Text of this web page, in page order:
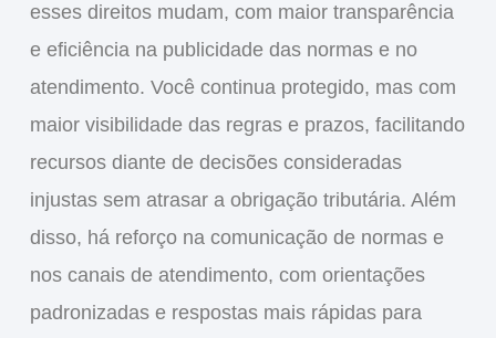
esses direitos mudam, com maior transparência
e eficiência na publicidade das normas e no
atendimento. Você continua protegido, mas com
maior visibilidade das regras e prazos, facilitando
recursos diante de decisões consideradas
injustas sem atrasar a obrigação tributária. Além
disso, há reforço na comunicação de normas e
nos canais de atendimento, com orientações
padronizadas e respostas mais rápidas para